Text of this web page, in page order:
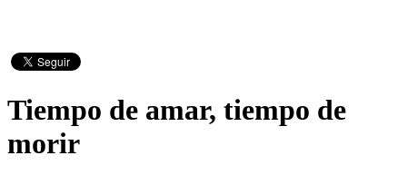
Tiempo de amar, tiempo de
morir